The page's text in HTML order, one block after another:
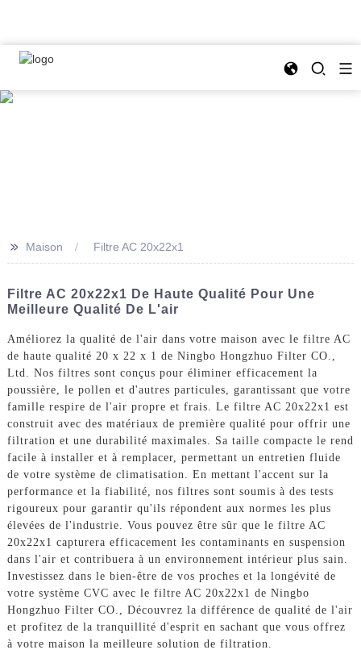
>> Maison Filtre AC 20x22x1
Filtre AC 20x22x1 De Haute Qualité Pour Une
Meilleure Qualité De L'air
Améliorez la qualité de l'air dans votre maison avec le filtre AC
de haute qualité 20 x 22 x 1 de Ningbo Hongzhuo Filter CO.,
Ltd. Nos filtres sont conçus pour éliminer efficacement la
poussière, le pollen et d'autres particules, garantissant que votre
famille respire de l'air propre et frais. Le filtre AC 20x22x1 est
construit avec des matériaux de première qualité pour offrir une
filtration et une durabilité maximales. Sa taille compacte le rend
facile à installer et à remplacer, permettant un entretien fluide
de votre système de climatisation. En mettant l'accent sur la
performance et la fiabilité, nos filtres sont soumis à des tests
rigoureux pour garantir qu'ils répondent aux normes les plus
élevées de l'industrie. Vous pouvez être sûr que le filtre AC
20x22x1 capturera efficacement les contaminants en suspension
dans l'air et contribuera à un environnement intérieur plus sain.
Investissez dans le bien-être de vos proches et la longévité de
votre système CVC avec le filtre AC 20x22x1 de Ningbo
Hongzhuo Filter CO., Découvrez la différence de qualité de l'air
et profitez de la tranquillité d'esprit en sachant que vous offrez
à votre maison la meilleure solution de filtration.